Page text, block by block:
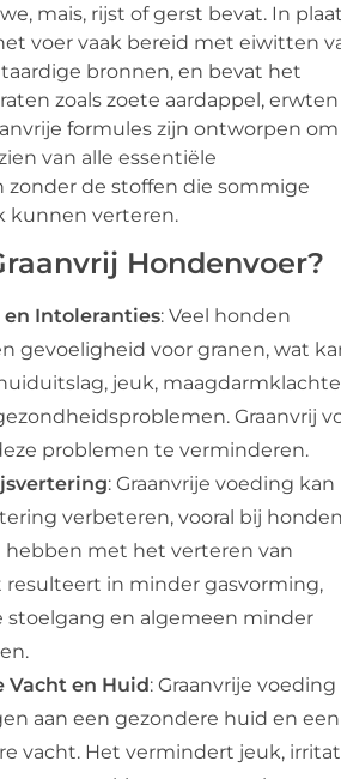
mais, rijst of gerst bevat. In
voer vaak bereid met eiwitten
bronnen, en bevat het
zoals zoete aardappel,
formules zijn ontworpen om
van alle essentiële
zonder de stoffen die sommige
kunnen verteren.
Hondenvoer?
Intoleranties: Veel honden
gevoeligheid voor granen, wat
jeuk,
Graanvrij
problemen te verminderen.
: Graanvrije voeding kan
verbeteren, vooral bij
hebben met het verteren van
resulteert in minder gasvorming,
stoelgang en algemeen minder
Vacht en Huid : Graanvrije voeding
aan een gezondere huid en een
vacht. Het vermindert jeuk,